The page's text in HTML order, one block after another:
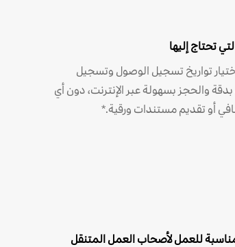
تحتاج إليها
تواريخ تسجيل الوصول وتسجيل
بدقة والحجز بسهولة عبر الإنترنت، دون أي
أو تقديم مستندات ورقية.*
للعمل لأصحاب العمل المتنقل